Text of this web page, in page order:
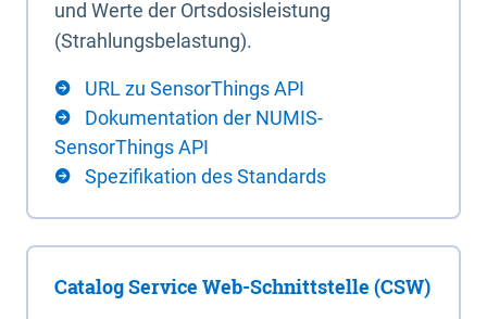
und Werte der Ortsdosisleistung
(Strahlungsbelastung).
URL zu SensorThings API
Dokumentation der NUMIS-
SensorThings API
Spezifikation des Standards
Catalog Service Web-Schnittstelle (CSW)